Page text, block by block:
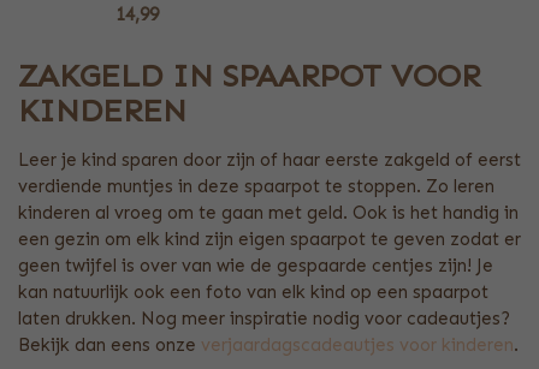
14,99
ZAKGELD IN SPAARPOT VOOR
KINDEREN
Leer je kind sparen door zijn of haar eerste zakgeld of eerst
verdiende muntjes in deze spaarpot te stoppen. Zo leren
kinderen al vroeg om te gaan met geld. Ook is het handig in
een gezin om elk kind zijn eigen spaarpot te geven zodat er
geen twijfel is over van wie de gespaarde centjes zijn! Je
kan natuurlijk ook een foto van elk kind op een spaarpot
laten drukken. Nog meer inspiratie nodig voor cadeautjes?
Bekijk dan eens onze verjaardagscadeautjes voor kinderen.